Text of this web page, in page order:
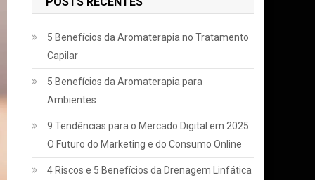
5 Benefícios da Aromaterapia no Tratamento
Capilar
5 Benefícios da Aromaterapia para
Ambientes
9 Tendências para o Mercado Digital em 2025:
O Futuro do Marketing e do Consumo Online
4 Riscos e 5 Benefícios da Drenagem Linfática